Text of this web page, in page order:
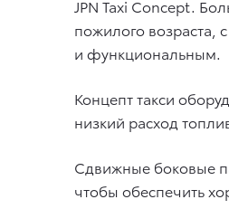
JPN Taxi Concept.
пожилого возраста,
и функциональным.
Концепт такси
низкий расход
Сдвижные боковые
чтобы обеспечить